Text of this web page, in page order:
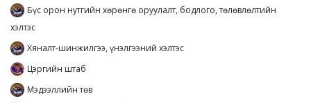
Бүс орон нутгийн хөрөнгө оруулалт, бодлого, төлөвлөлтийн
хэлтэс
Хяналт-шинжилгээ, үнэлгээний хэлтэс
Цэргийн штаб
Мэдээллийн төв